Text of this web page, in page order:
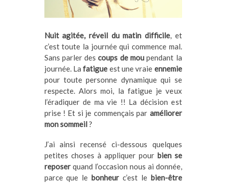
Nuit agitée, réveil du matin difficile, et
c’est toute la journée qui commence mal.
Sans parler descoups de moupendant la
journée. Lafatigue est une vraie ennemie
pour toute personne dynamique qui se
respecte. Alors moi, la fatigue je veux
l’éradiquer de ma vie !! La décision est
prise ! Et si je commençais par améliorer
mon sommeil?
J’ai ainsi recensé ci-dessous quelques
petites choses à appliquer pour bien se
reposerquand l’occasion nous ai donnée,
parce que le bonheur c’est le bien-être